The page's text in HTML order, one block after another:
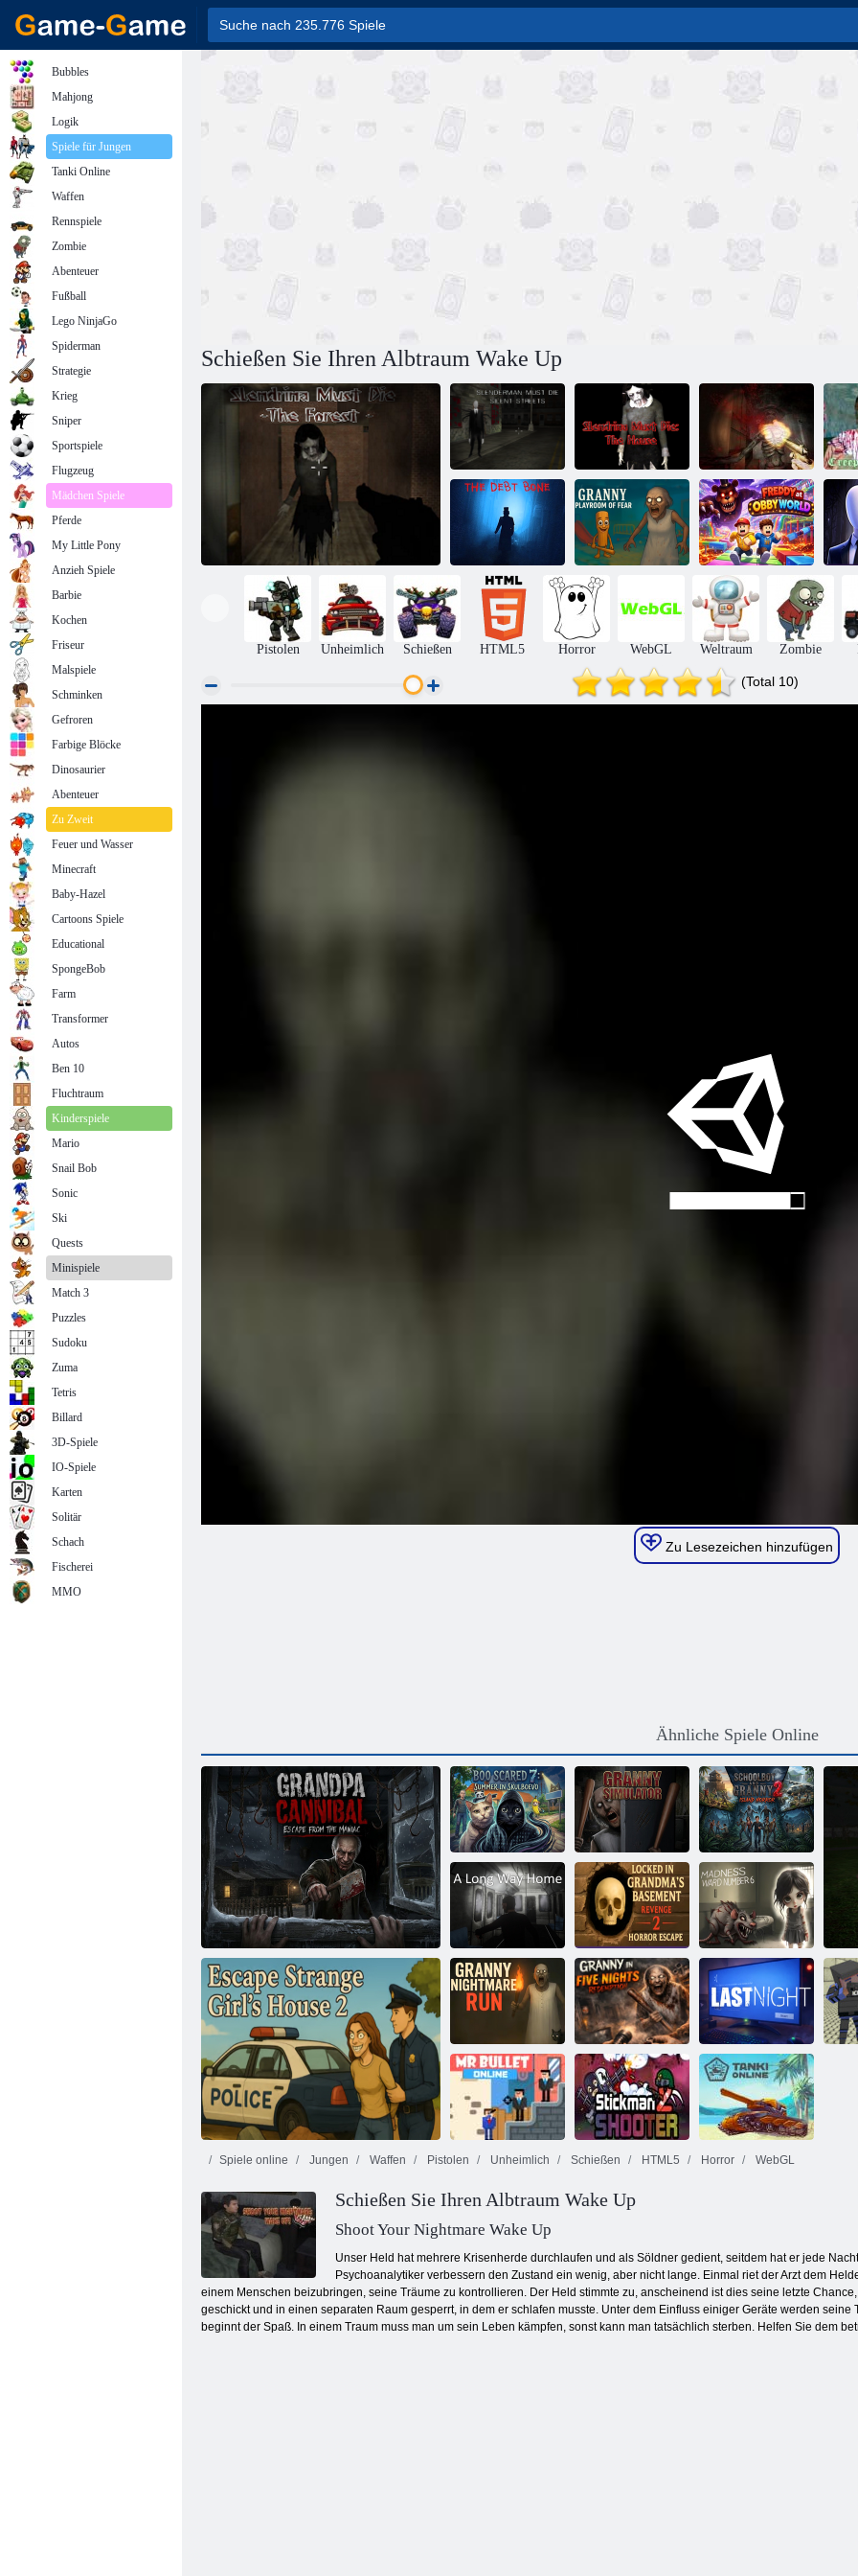
Schießen Sie Ihren Albtraum Wake Up
Slenderman
muss sterben:
Stille Straßen
Slendrina muss
das Haus
sterben
Amnesia: Echter
U-Bahn-Horror
Der
Schuldenknochen
Oma-
Spielzimmer der
Freddy bei
Obby World
Pistolen Unheimlich Schießen HTML5 Horror WebGL Weltraum Zombie
(Total 10)
Zu Lesezeichen hinzufügen
Ähnliche Spiele Online
Opa Cannibal: Flucht vor dem Verrückten
Boo Scared 7:
Sommer in
Skulboevo
Oma-Simulator
Schüler und
Oma 2:
Überleben im
Wald
Ein langer Weg
nach Hause
Eingesperrt in
Grandma’s
Basement
Revenge 2
Horror Escape
Escape Strange Girl’s House 2
Wahnsinnsstation
Nummer 6
Oma-
Albtraumlauf
Oma in Five
Nights
Redemption
LETZTE
NACHT!
Herr Bullet
online
Stickman
Shooter 2
Spiele online Jungen Waffen Pistolen Unheimlich Schießen HTML5 Horror WebGL
Schießen Sie Ihren Albtraum Wake Up
Shoot Your Nightmare Wake Up
Unser Held hat mehrere Krisenherde durchlaufen und als Söldner gedient, seitdem hat er jede
Psychoanalytiker verbessern den Zustand ein wenig, aber nicht lange. Einmal riet der Arzt dem
einem Menschen beizubringen, seine Träume zu kontrollieren. Der Held stimmte zu, anscheinend ist dies seine letzte
geschickt und in einen separaten Raum gesperrt, in dem er schlafen musste. Unter dem Einfluss einiger Geräte werden
beginnt der Spaß. In einem Traum muss man um sein Leben kämpfen, sonst kann man tatsächlich sterben. Helfen Sie dem
Bubbles
Mahjong
Logik
Spiele für Jungen
Tanki Online
Waffen
Rennspiele
Zombie
Abenteuer
Fußball
Lego NinjaGo
Spiderman
Strategie
Krieg
Sniper
Sportspiele
Flugzeug
Mädchen Spiele
Pferde
My Little Pony
Anzieh Spiele
Barbie
Kochen
Friseur
Malspiele
Schminken
Gefroren
Farbige Blöcke
Dinosaurier
Abenteuer
Zu Zweit
Feuer und Wasser
Minecraft
Baby-Hazel
Cartoons Spiele
Educational
SpongeBob
Farm
Transformer
Autos
Ben 10
Fluchtraum
Kinderspiele
Mario
Snail Bob
Sonic
Ski
Quests
Minispiele
Match 3
Puzzles
Sudoku
Zuma
Tetris
Billard
3D-Spiele
IO-Spiele
Karten
Solitär
Schach
Fischerei
MMO